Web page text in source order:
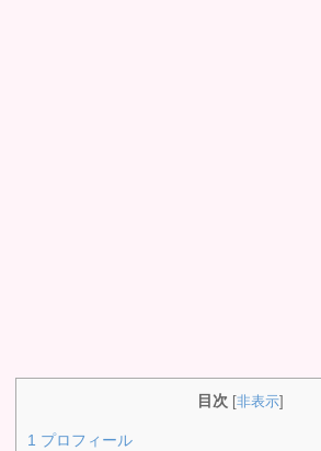
目次 [非表示]
1 プロフィール